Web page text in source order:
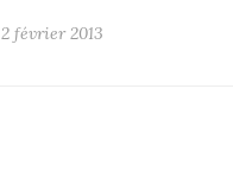
2 février 2013